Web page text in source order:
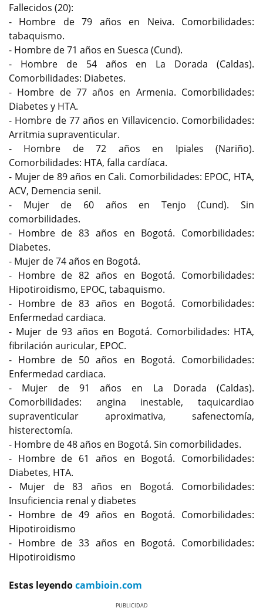
Fallecidos (20):
- Hombre de 79 años en Neiva. Comorbilidades:
tabaquismo.
- Hombre de 71 años en Suesca (Cund).
- Hombre de 54 años en La Dorada (Caldas).
Comorbilidades: Diabetes.
- Hombre de 77 años en Armenia. Comorbilidades:
Diabetes y HTA.
- Hombre de 77 años en Villavicencio. Comorbilidades:
Arritmia supraventicular.
- Hombre de 72 años en Ipiales (Nariño).
Comorbilidades: HTA, falla cardíaca.
- Mujer de 89 años en Cali. Comorbilidades: EPOC, HTA,
ACV, Demencia senil.
- Mujer de 60 años en Tenjo (Cund). Sin
comorbilidades.
- Hombre de 83 años en Bogotá. Comorbilidades:
Diabetes.
- Mujer de 74 años en Bogotá.
- Hombre de 82 años en Bogotá. Comorbilidades:
Hipotiroidismo, EPOC, tabaquismo.
- Hombre de 83 años en Bogotá. Comorbilidades:
Enfermedad cardiaca.
- Mujer de 93 años en Bogotá. Comorbilidades: HTA,
fibrilación auricular, EPOC.
- Hombre de 50 años en Bogotá. Comorbilidades:
Enfermedad cardiaca.
- Mujer de 91 años en La Dorada (Caldas).
Comorbilidades: angina inestable, taquicardiao
supraventicular aproximativa, safenectomía,
histerectomía.
- Hombre de 48 años en Bogotá. Sin comorbilidades.
- Hombre de 61 años en Bogotá. Comorbilidades:
Diabetes, HTA.
- Mujer de 83 años en Bogotá. Comorbilidades:
Insuficiencia renal y diabetes
- Hombre de 49 años en Bogotá. Comorbilidades:
Hipotiroidismo
- Hombre de 33 años en Bogotá. Comorbilidades:
Hipotiroidismo
Estas leyendocambioin.com